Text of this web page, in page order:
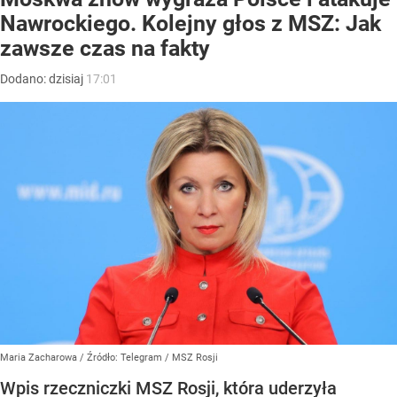
Nawrockiego. Kolejny głos z MSZ: Jak
zawsze czas na fakty
Dodano:dzisiaj 17:01
Maria Zacharowa / Źródło: Telegram / MSZ Rosji
Wpis rzeczniczki MSZ Rosji, która uderzyła